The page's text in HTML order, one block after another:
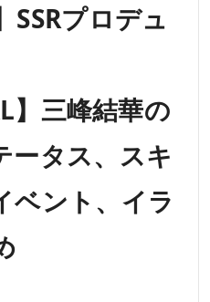
SSRプロデュ
】三峰結華の
ータス、スキ
ベント、イラ